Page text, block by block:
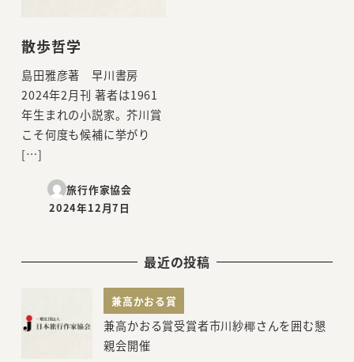
散歩哲学
島田雅彦著 早川書房
2024年2月刊 著者は1961
年生まれの小説家。芥川賞
こそ何度も候補に挙がり
[…]
旅行作家協会
投稿日
2024年12月7日
最近の投稿
兼高かおる賞
兼高かおる賞受賞者市川紗椰さんを囲む懇
親会開催